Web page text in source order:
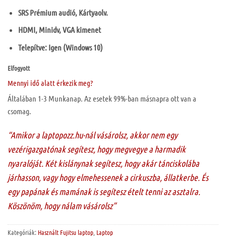
SRS Prémium audió, Kártyaolv.
HDMI, Minidv, VGA kimenet
Telepítve: Igen (Windows 10)
Elfogyott
Mennyi idő alatt érkezik meg?
Általában 1-3 Munkanap. Az esetek 99%-ban másnapra ott van a
csomag.
“Amikor a laptopozz.hu-nál vásárolsz, akkor nem egy
vezérigazgatónak segítesz, hogy megvegye a harmadik
nyaralóját. Két kislánynak segítesz, hogy akár tánciskolába
járhasson, vagy hogy elmehessenek a cirkuszba, állatkerbe. És
egy papának és mamának is segítesz ételt tenni az asztalra.
Köszönöm, hogy nálam vásárolsz”
Kategóriák: Használt Fujitsu laptop Laptop